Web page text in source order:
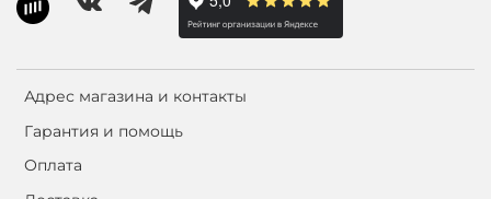
Адрес магазина и контакты
Гарантия и помощь
Оплата